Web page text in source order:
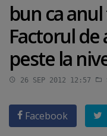
bun ca
Factorul de
peste la
26 SEP 2012 12:57
Facebook